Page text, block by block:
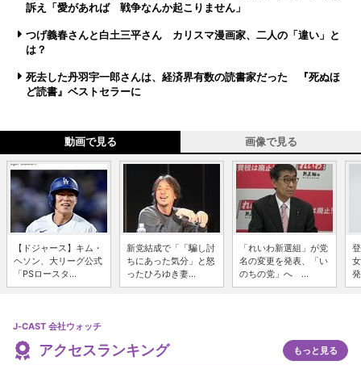
訴え「愛があれば 戦争なんか起こりません」
つげ義春さんと白土三平さん カリスマ漫画家、二人の「違い」と
は？
死去した丹羽宇一郎さんは、経済界有数の読書家だった 『死ぬほ
ど読書』ベストセラーに
動画で見る 画像で見る
【ドジャース】キム・
ヘソン、大リーグ公式
「PSロースタ...
新党結成で「「騙し討
ちにあった気分」と怒
ったひろゆき妻...
「れいわ新選組」が党
名の変更を発表、「い
のちの党」へ ...
J-CAST 会社ウォッチ
アクセスランキング もっと見る